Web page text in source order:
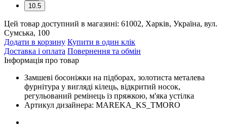
10.5
Цей товар доступний в магазині: 61002, Харків, Україна, вул.
Сумська, 100
Додати в корзину Купити в один клік
Доставка і оплата Повернення та обмін
Інформація про товар
Замшеві босоніжки на підборах, золотиста металева
фурнітура у вигляді кілець, відкритий носок,
регульований ремінець із пряжкою, м'яка устілка
Артикул дизайнера: MAREKA_KS_TMORO